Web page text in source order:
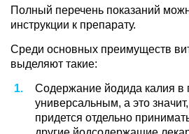
Полный перечень показаний
инструкции к препарату.
Среди основных преимуществ
выделяют такие:
Содержание йодида калия в
универсальным, а это
придется отдельно